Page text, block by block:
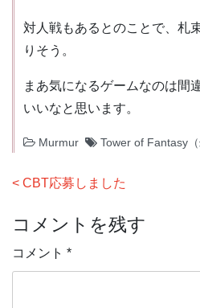
対人戦もあるとのことで、札
りそう。
まあ気になるゲームなのは間
いいなと思います。
Murmur Tower of Fantasy（
投
ナ
ビ
ゲ
CBT応募しました
コメントを残す
コメント *